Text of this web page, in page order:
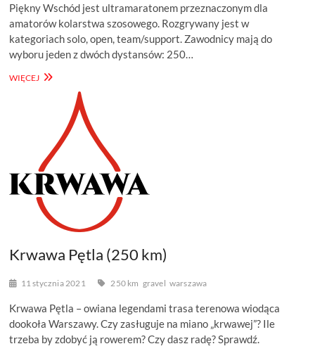
Piękny Wschód jest ultramaratonem przeznaczonym dla
amatorów kolarstwa szosowego. Rozgrywany jest w
kategoriach solo, open, team/support. Zawodnicy mają do
wyboru jeden z dwóch dystansów: 250…
WIĘCEJPIĘKNY
Krwawa Pętla (250 km)
11 stycznia 2021 250 km gravel warszawa
Krwawa Pętla – owiana legendami trasa terenowa wiodąca
dookoła Warszawy. Czy zasługuje na miano „krwawej”? Ile
trzeba by zdobyć ją rowerem? Czy dasz radę? Sprawdź.